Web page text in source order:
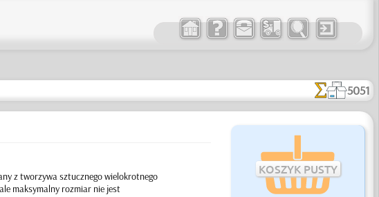
5051
KOSZYK PUSTY
z tworzywa sztucznego wielokrotnego
maksymalny rozmiar nie jest